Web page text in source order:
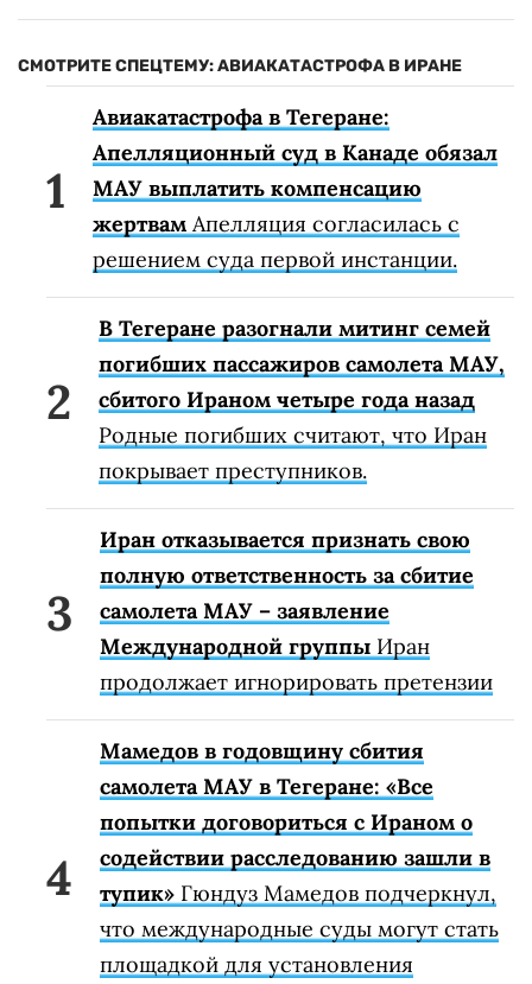
СМОТРИТЕ СПЕЦТЕМУ: АВИАКАТАСТРОФА В ИРАНЕ
Авиакатастрофа в Тегеране:
Апелляционный суд в Канаде обязал
МАУ выплатить компенсацию
жертвам Апелляция согласилась с
решением суда первой инстанции.
В Тегеране разогнали митинг семей
погибших пассажиров самолета МАУ,
сбитого Ираном четыре года назад
Родные погибших считают, что Иран
покрывает преступников.
Иран отказывается признать свою
полную ответственность за сбитие
самолета МАУ – заявление
Международной группы Иран
продолжает игнорировать претензии
Мамедов в годовщину сбития
самолета МАУ в Тегеране: «Все
попытки договориться с Ираном о
содействии расследованию зашли в
тупик» Гюндуз Мамедов подчеркнул,
что международные суды могут стать
площадкой для установления